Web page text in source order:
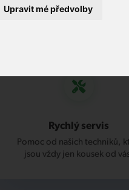
Upravit mé předvolby
Rychlý servis
Pomoc od našich techniků,
jsou vždy jen kousek od